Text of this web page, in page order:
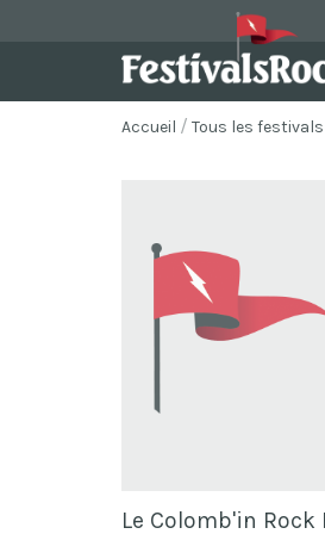
Accueil Tous les festivals
Le Colomb'in Rock